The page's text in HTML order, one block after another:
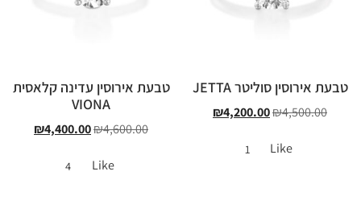
טבעת אירוסין סוליטר JETTA
₪4,500.00
₪4,200.00
Like
1
טבעת אירוסין עדינה קלאסית
VIONA
₪4,600.00
₪4,400.00
Like
4